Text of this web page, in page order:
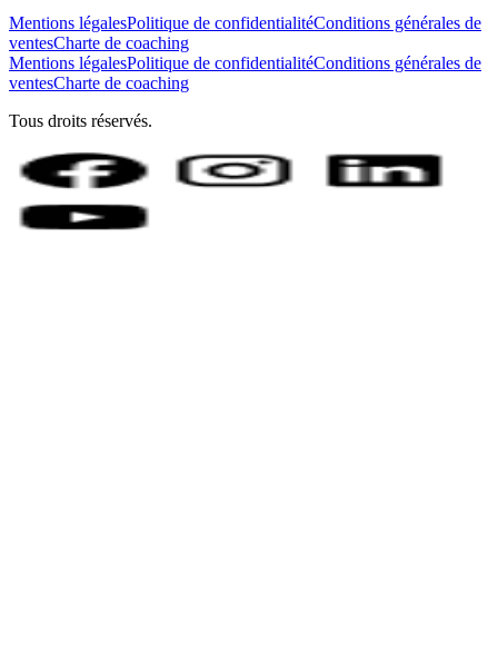
Mentions légalesPolitique de confidentialitéConditions générales de
ventesCharte de coaching
Mentions légalesPolitique de confidentialitéConditions générales de
ventesCharte de coaching
Tous droits réservés.